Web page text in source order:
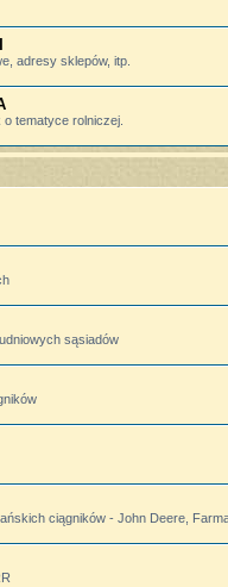
adresy sklepów, itp.
tematyce rolniczej.
sąsiadów
ciągników - John Deere,